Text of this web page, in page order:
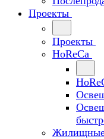
Проекты
Проекты
HoReCa
Жилищные